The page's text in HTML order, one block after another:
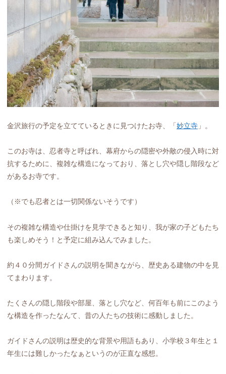
金沢旅行の予定を立てているときに見つけたお寺、「 妙立寺 」。
このお寺は、忍者寺と呼ばれ、幕府からの隠密や外敵の侵入時に対
抗するために、複雑な構造になっており、落とし穴や隠し階段など
があるお寺です。
（※でも忍者とは一切関係ないそうです）
その複雑な構造や仕掛けを見学できると知り、我が家の子どもたち
も楽しめそう！と予定に組み込んでみました。
約４０分間ガイドさんの説明を聞きながら、歴史ある建物の中を見
てまわります。
たくさんの隠し階段や部屋、落とし穴など、何百年も前にこのよう
な構造を作ったなんて、昔の人たちの技術に感動しました。
ガイドさんの説明は歴史的な背景や用語もあり、小学校３年生と１
年生には難しかったなぁというのが正直な感想。